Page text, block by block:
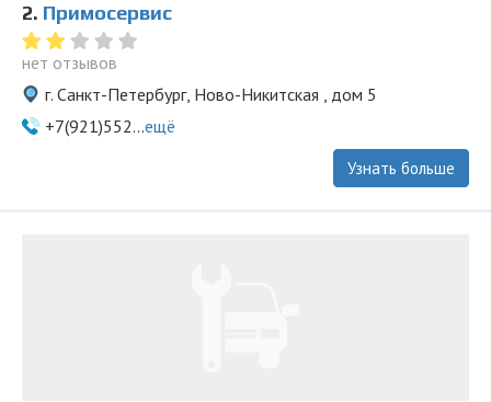
2. Примосервис
нет отзывов
г. Санкт-Петербург, Ново-Никитская , дом 5
+7(921)552...ещё
Узнать больше